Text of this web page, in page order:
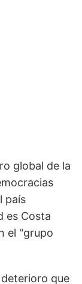
global de la
país
es Costa
el "grupo
que